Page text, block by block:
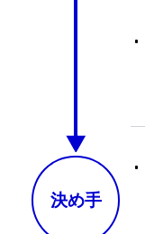
決め手